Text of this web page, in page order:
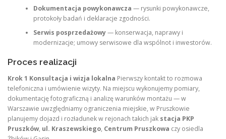
Dokumentacja powykonawcza — rysunki powykonawcze,
protokoły badań i deklaracje zgodności.
Serwis posprzedażowy— konserwacja, naprawy i
modernizacje; umowy serwisowe dla wspólnot i inwestorów.
Proces realizacji
Krok 1 Konsultacja i wizja lokalna Pierwszy kontakt to rozmowa
telefoniczna i umówienie wizyty. Na miejscu wykonujemy pomiary,
dokumentację fotograficzną i analizę warunków montażu — w
Warszawie uwzględniamy ograniczenia miejskie, w Pruszkowie
planujemy dojazd i rozładunek w rejonach takich jak stacja PKP
Pruszków, ul. Kraszewskiego, Centrum Pruszkowa czy osiedla